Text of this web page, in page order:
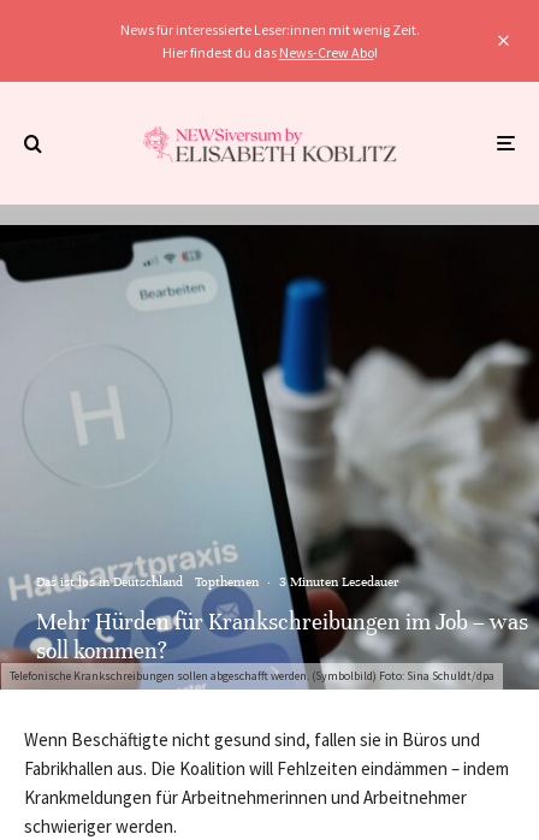
News für interessierte Leser:innen mit wenig Zeit.
Hier findest du das News-Crew Abo!
Telefonische Krankschreibungen sollen abgeschafft werden. (Symbolbild) Foto: Sina Schuldt/dpa
Das ist los in Deutschland Topthemen · 3 Minuten Lesedauer
Mehr Hürden für Krankschreibungen im Job – was
soll kommen?
Wenn Beschäftigte nicht gesund sind, fallen sie in Büros und
Fabrikhallen aus. Die Koalition will Fehlzeiten eindämmen – indem
Krankmeldungen für Arbeitnehmerinnen und Arbeitnehmer
schwieriger werden.